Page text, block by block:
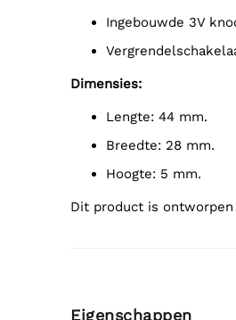
Ingebouwde 3V
Dimensies:
Lengte: 44 mm.
Breedte: 28 mm.
Hoogte: 5 mm.
Dit product is
Eigenschappen